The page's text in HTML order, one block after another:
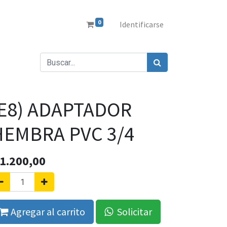
0 Identificarse
ADAPTADOR
PVC 3/4
1.200,00
Agregar al carrito Solicitar